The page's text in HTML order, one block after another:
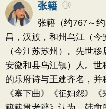
张籍
张籍（约767～
昌，汉族，和州乌江（
（今江苏苏州）。先世
安徽和县乌江镇）人。世
的乐府诗与王建齐名，并
《塞下曲》《征妇怨》